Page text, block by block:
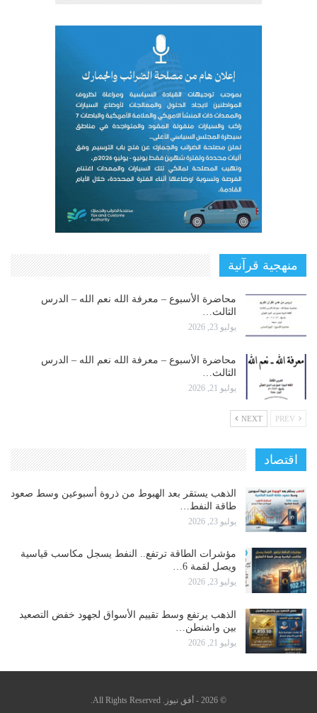
منهجية قرآنية
محاضرة الأسبوع – معرفة الله نعم الله – الدرس
الثالث…
يوليو 23, 2026
محاضرة الأسبوع – معرفة الله نعم الله – الدرس
الثالث…
يوليو 21, 2026
NEXT
اقتصاد
الذهب يستقر بعد الهبوط من ذروة أسبوعين وسط صعود
طاقة النفط…
يوليو 23, 2026
مؤشرات الطاقة ترتفع.. النفط يسجل مكاسب قياسية
ويصل لقمة 6…
يوليو 23, 2026
الذهب يرتفع وسط تقييم الأسواق لجهود خفض التصعيد
بين واشنطن…
يوليو 21, 2026
© 2026 - أفق نيوز. All Rights Reserved.